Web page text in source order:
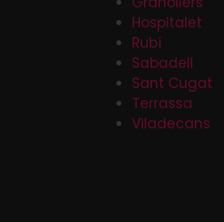
Hospitalet
Rubí
Sabadell
Sant Cugat
Terrassa
Viladecans